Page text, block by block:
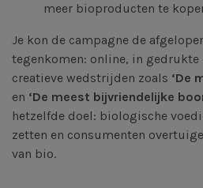
meer bioproducten te
Je kon de campagne de
tegenkomen: online, in gedrukte
creatieve wedstrijden zoals ‘De
en ‘De meest bijvriendelijke
hetzelfde doel: biologische
zetten en consumenten
van bio.